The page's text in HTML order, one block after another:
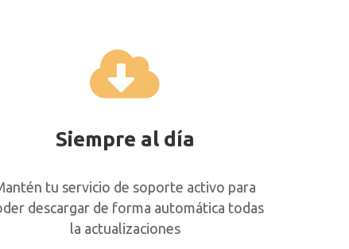
Siempre al día
tu servicio de soporte activo para
descargar de forma automática todas
la actualizaciones